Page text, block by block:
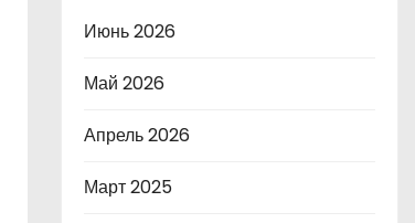
Июнь 2026
Май 2026
Апрель 2026
Март 2025